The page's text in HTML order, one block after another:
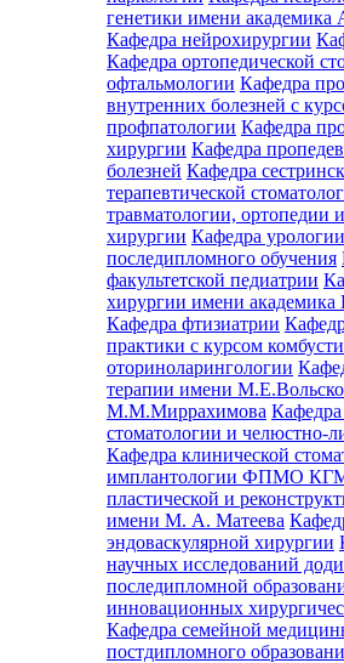
генетики имени
Кафедра нейрохирургии
Кафедра ортопедической
офтальмологии Кафедра
внутренних болезней с
профпатологии Кафедра
хирургии Кафедра
болезней Кафедра
терапевтической
травматологии, ортопедии
хирургии Кафедра
последипломного обучения
факультетской педиатрии
хирургии имени академика
Кафедра фтизиатрии
практики с курсом
оториноларингологии
терапии имени
М.М.Миррахимова Кафедра
стоматологии и челюстно-
Кафедра клинической
имплантологии ФПМО
пластической и
имени М. А. Матеева
эндоваскулярной хирургии
научных исследований
последипломной
инновационных
Кафедра семейной
постдипломного